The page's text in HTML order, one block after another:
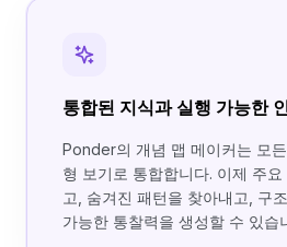
통합된 지식과 실행 가능한
Ponder의 개념 맵 메이커는 모
형 보기로 통합합니다. 이제 주
고, 숨겨진 패턴을 찾아내고, 구
가능한 통찰력을 생성할 수 있습